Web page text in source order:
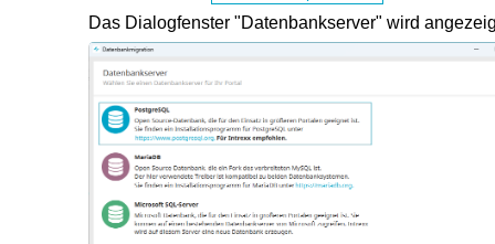
Touchgeräten
können
verwenden.
Das Dialogfenster "Datenbankserver" wird